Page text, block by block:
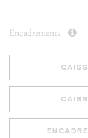
Encadrements